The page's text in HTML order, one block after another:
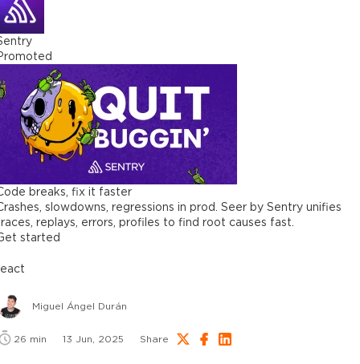
breaks, fix it faster
slowdowns, regressions in prod. Seer by Sentry unifies
replays, errors, profiles to find root causes fast.
started
Miguel Ángel Durán
26 min 13 Jun, 2025 Share